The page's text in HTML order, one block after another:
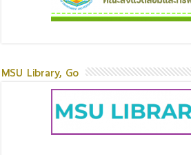
MSU Library, Go